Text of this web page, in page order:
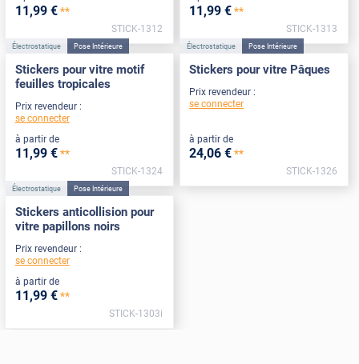
11,99 € **
STICK-1312
11,99 €**
STICK-1313
Électrostatique Pose Intérieure
Stickers pour vitre motif
feuilles tropicales
Prix revendeur :
se connecter
à partir de
11,99 € **
STICK-1324
Électrostatique Pose Intérieure
Stickers pour vitre Pâques
Prix revendeur :
se connecter
à partir de
24,06 €**
STICK-1326
Électrostatique Pose Intérieure
Stickers anticollision pour
vitre papillons noirs
Prix revendeur :
se connecter
à partir de
11,99 € **
STICK-1303i